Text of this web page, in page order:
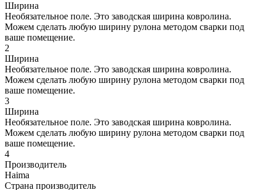
Ширина
Необязательное поле. Это заводская ширина ковролина.
Можем сделать любую ширину рулона методом сварки под
ваше помещение.
2
Ширина
Необязательное поле. Это заводская ширина ковролина.
Можем сделать любую ширину рулона методом сварки под
ваше помещение.
3
Ширина
Необязательное поле. Это заводская ширина ковролина.
Можем сделать любую ширину рулона методом сварки под
ваше помещение.
4
Производитель
Haima
Страна производитель